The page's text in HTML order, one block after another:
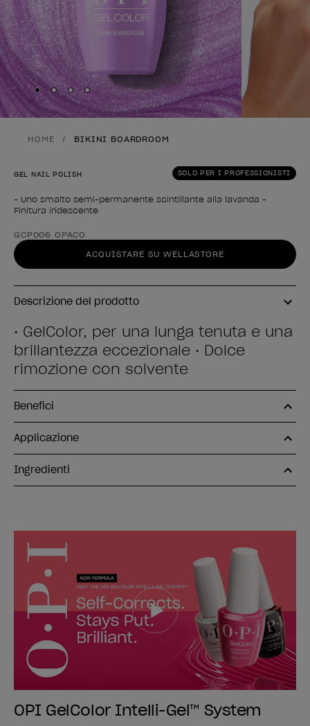
Skip to slide 1
Skip to slide2
Skip to slide3
Skip to slide4
HOME BIKINI BOARDROOM
SOLO PER I PROFESSIONISTI
GEL NAIL POLISH
- Uno smalto semi-permanente scintillante alla lavanda -
Finitura iridescente
Forma del prodotto
GCP006 OPACO
ACQUISTARE SU WELLASTORE
Descrizione del prodotto
• GelColor, per una lunga tenuta e una
brillantezza eccezionale • Dolce
rimozione con solvente
Benefici
Applicazione
Ingredienti
OPI GelColor Intelli-Gel™ System